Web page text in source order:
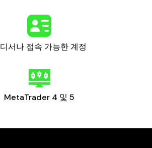
서나 접속 가능한 계정
MetaTrader 4 및 5